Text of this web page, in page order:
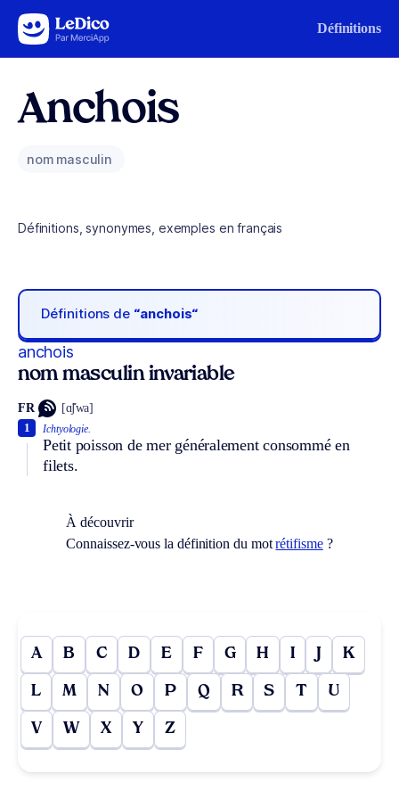
Aller au contenu Définitions
Anchois
nom masculin
Définitions, synonymes, exemples en français
Définitions de “anchois“
anchois
nom masculin invariable
FR [ɑ̃ʃwa]
Ichtyologie.
Petit poisson de mer généralement consommé en
filets.
1
À découvrir
Connaissez-vous la définition du motrétifisme?
A B C D E F G H I J K
L M N O P Q R S T U
V W X Y Z